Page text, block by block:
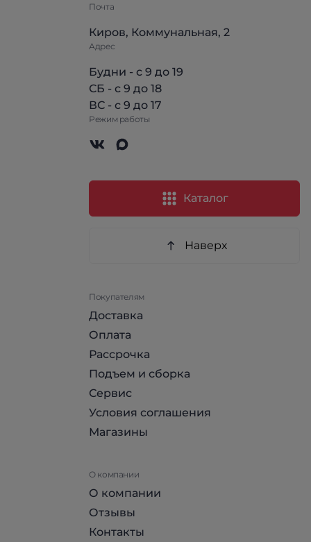
Почта
Киров, Коммунальная, 2
Адрес
Будни - с 9 до 19
СБ - с 9 до 18
ВС - с 9 до 17
Режим работы
Каталог
Наверх
Покупателям
Доставка
Оплата
Рассрочка
Подъем и сборка
Сервис
Условия соглашения
Магазины
О компании
О компании
Отзывы
Контакты